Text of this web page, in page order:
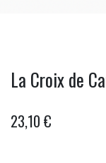
La Croix de
23,10 €